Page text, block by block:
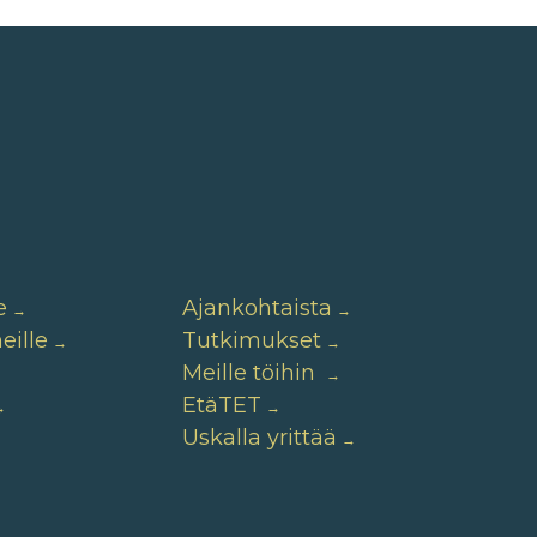
Ajankohtaista
Tutkimukset
Meille töihin
EtäTET
Uskalla yrittää